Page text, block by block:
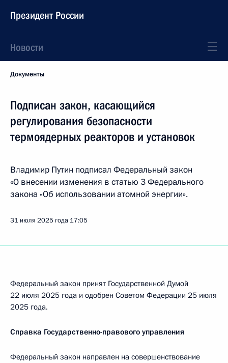
Президент России
Новости
Документы
Подписан закон, касающийся
регулирования безопасности
термоядерных реакторов и установок
Владимир Путин подписал Федеральный закон
«О внесении изменения в статью 3 Федерального
закона «Об использовании атомной энергии».
31 июля 2025 года 17:05
Федеральный закон принят Государственной Думой
22 июля 2025 года и одобрен Советом Федерации 25 июля
2025 года.
Справка Государственно-правового управления
Федеральный закон направлен на совершенствование